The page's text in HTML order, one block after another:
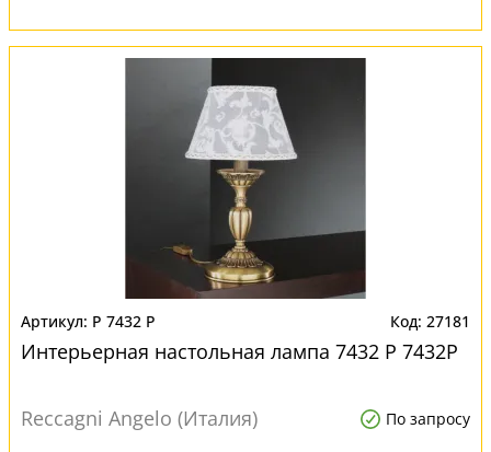
P 7432 P 27181
Интерьерная настольная лампа 7432 P 7432P
Reccagni Angelo (Италия) По запросу